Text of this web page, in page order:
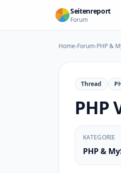
Zum Inhalt springen
Seitenreport
Forum
Home›Forum›PHP &
Thread
PHP
KATEGORIE
PHP &